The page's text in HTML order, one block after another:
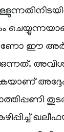
ഈ
അദ്ദേഹം.